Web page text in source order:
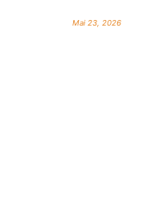
Mai 23, 2026